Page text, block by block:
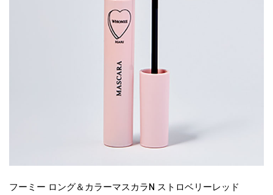
フーミー ロング＆カラーマスカラN ストロベリーレッド